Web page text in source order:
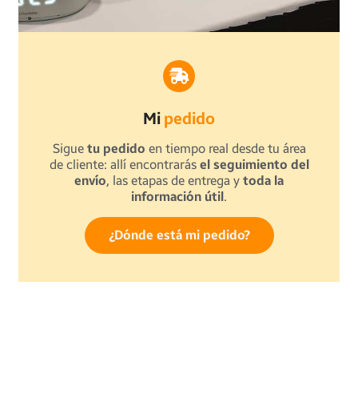
Mi pedido
Sigue tu pedido en tiempo real desde tu área
de cliente: allí encontrarás el seguimiento del
envío, las etapas de entrega y toda la
información útil .
¿Dónde está mi pedido?